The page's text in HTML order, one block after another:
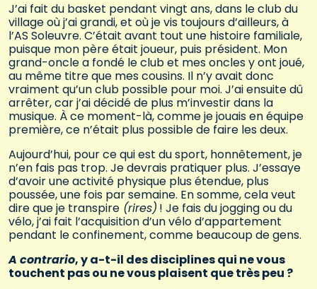
J’ai fait du basket pendant vingt ans, dans le club du
village où j’ai grandi, et où je vis toujours d’ailleurs, à
l’AS Soleuvre. C’était avant tout une histoire familiale,
puisque mon père était joueur, puis président. Mon
grand-oncle a fondé le club et mes oncles y ont joué,
au même titre que mes cousins. Il n’y avait donc
vraiment qu’un club possible pour moi. J’ai ensuite dû
arrêter, car j’ai décidé de plus m’investir dans la
musique. À ce moment-là, comme je jouais en équipe
première, ce n’était plus possible de faire les deux.
Aujourd’hui, pour ce qui est du sport, honnêtement, je
n’en fais pas trop. Je devrais pratiquer plus. J’essaye
d’avoir une activité physique plus étendue, plus
poussée, une fois par semaine. En somme, cela veut
dire que je transpire (rires) ! Je fais du jogging ou du
vélo, j’ai fait l’acquisition d’un vélo d’appartement
pendant le confinement, comme beaucoup de gens.
A contrario, y a-t-il des disciplines qui ne vous
touchent pas ou ne vous plaisent que très peu ?